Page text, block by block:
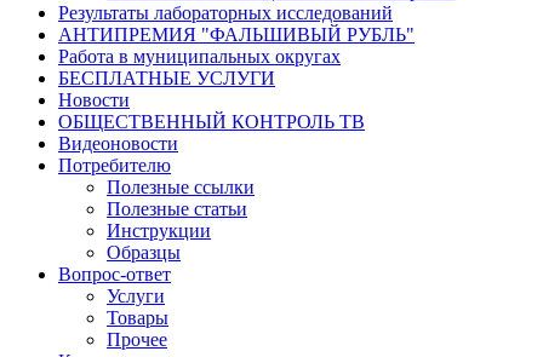
Результаты лабораторных исследований
АНТИПРЕМИЯ "ФАЛЬШИВЫЙ РУБЛЬ"
Работа в муниципальных округах
БЕСПЛАТНЫЕ УСЛУГИ
Новости
ОБЩЕСТВЕННЫЙ КОНТРОЛЬ ТВ
Видеоновости
Потребителю
Полезные ссылки
Полезные статьи
Инструкции
Образцы
Вопрос-ответ
Услуги
Товары
Прочее